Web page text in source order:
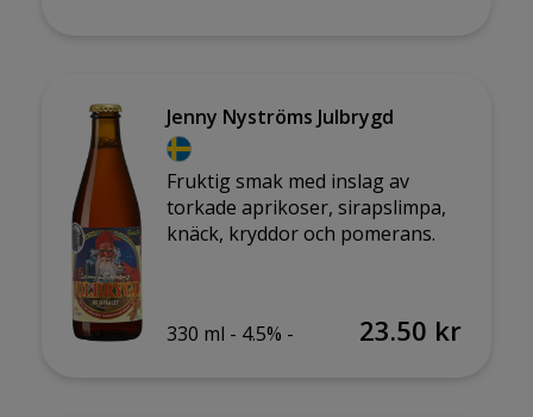
Jenny Nyströms Julbrygd
Fruktig smak med inslag av
torkade aprikoser, sirapslimpa,
knäck, kryddor och pomerans.
330 ml - 4.5% - 23.50 kr